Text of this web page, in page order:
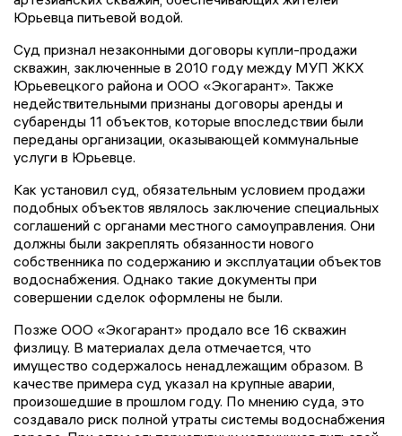
Юрьевца питьевой водой.
Суд признал незаконными договоры купли-продажи
скважин, заключенные в 2010 году между МУП ЖКХ
Юрьевецкого района и ООО «Экогарант». Также
недействительными признаны договоры аренды и
субаренды 11 объектов, которые впоследствии были
переданы организации, оказывающей коммунальные
услуги в Юрьевце.
Как установил суд, обязательным условием продажи
подобных объектов являлось заключение специальных
соглашений с органами местного самоуправления. Они
должны были закреплять обязанности нового
собственника по содержанию и эксплуатации объектов
водоснабжения. Однако такие документы при
совершении сделок оформлены не были.
Позже ООО «Экогарант» продало все 16 скважин
физлицу. В материалах дела отмечается, что
имущество содержалось ненадлежащим образом. В
качестве примера суд указал на крупные аварии,
произошедшие в прошлом году. По мнению суда, это
создавало риск полной утраты системы водоснабжения